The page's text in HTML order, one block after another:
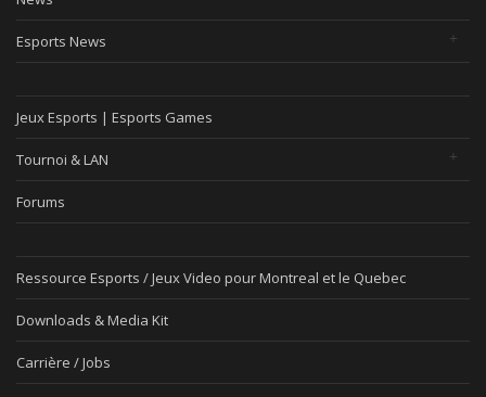
Esports News
Jeux Esports | Esports Games
Tournoi & LAN
Forums
Ressource Esports / Jeux Video pour Montreal et le Quebec
Downloads & Media Kit
Carrière / Jobs